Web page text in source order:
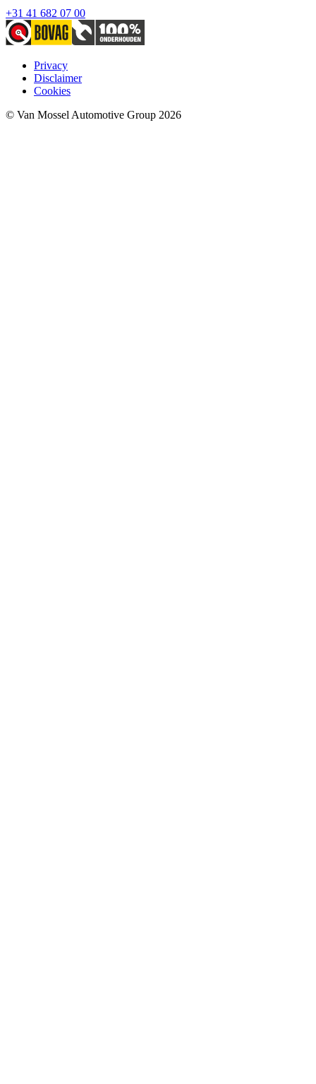
+31 41 682 07 00
Privacy
Disclaimer
Cookies
© Van Mossel Automotive Group 2026